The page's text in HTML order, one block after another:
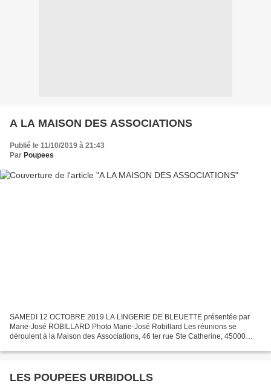
A LA MAISON DES ASSOCIATIONS
Publié le 11/10/2019 à 21:43
Par Poupees
SAMEDI 12 OCTOBRE 2019 LA LINGERIE DE BLEUETTE présentée par
Marie-José ROBILLARD Photo Marie-José Robillard Les réunions se
déroulent à la Maison des Associations, 46 ter rue Ste Catherine, 45000
LES POUPEES URBIDOLLS